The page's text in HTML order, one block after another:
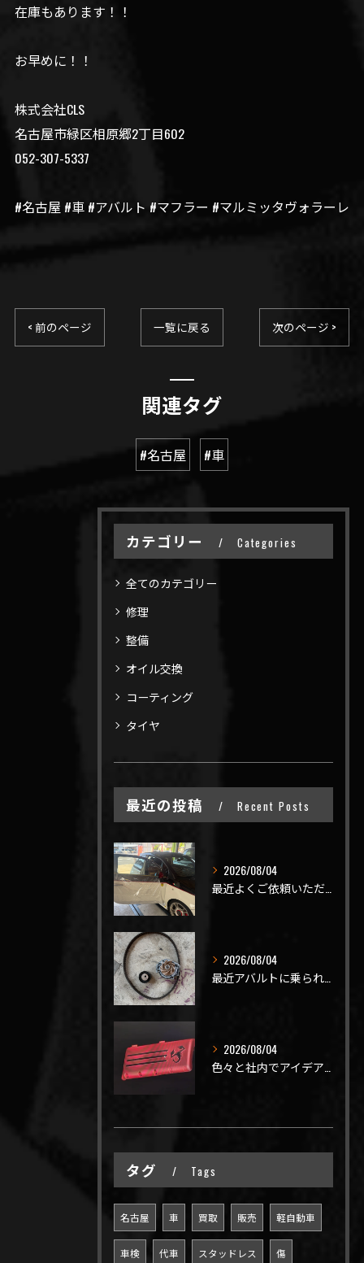
在庫もあります！！
お早めに！！
株式会社CLS
名古屋市緑区相原郷2丁目602
052-307-5337
#名古屋 #車 #アバルト #マフラー #マルミッタヴォラーレ
< 前のページ 一覧に戻る 次のページ >
関連タグ
#名古屋 #車
カテゴリー Categories
全てのカテゴリー
修理
整備
オイル交換
コーティング
タイヤ
最近の投稿 Recent Posts
2026/08/04
2026/08/04
2026/08/04
タグ Tags
名古屋 車 買取 販売 軽自動車
車検 代車 スタッドレス 傷